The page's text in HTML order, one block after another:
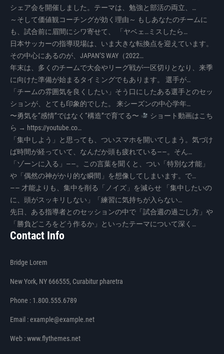
シェア会を開催しました。テーマは、勉強と部活の両立、…
～そして価値観コーチングが効く理由～ もしあなたのチームに
も、試合前に眉間にシワ寄せて、 「ヤベェ…ミスしたら…
日本サッカーの指導現場は、いま大きな転換点を迎えています。
その中心にあるのが、JAPAN’S WAY（2022…
年末は、多くのチームで大会やリーグ戦が一区切りとなり、来季
に向けた準備が始まるタイミングでもあります。 選手が…
「チームの雰囲気を良くしたい」そう口にしたある選手とのセッ
ションが、とても印象的でした。 来シーズンの中心学年…
〜勇気を“感情”ではなく“構造”で育てる〜
ショート動画はこち
ら → https://youtube.co…
「集中しよう」と思っても、ついスマホを開いてしまう。気づけ
ば時間が経っていて、なんだか頭も疲れている——。そん…
「ゾーンに入る」――。この言葉を聞くと、つい「特別な才能」
や「偶然の神がかり的な瞬間」を想像してしまいます。で…
―― 才能よりも、集中を削る「ノイズ」を減らせ 「集中したいの
に、頭がスッキリしない」「練習に気持ちが入らない…
先日、ある指導者とのセッションの中で「試合週の過ごし方」や
「勝負どころをどう作るか」といったテーマについて深く…
Contact Info
Bridge Lorem
New York, NY 666555, Curabitur pharetra
Phone : 1.800.555.6789
Email : example@example.net
Web : www.flythemes.net